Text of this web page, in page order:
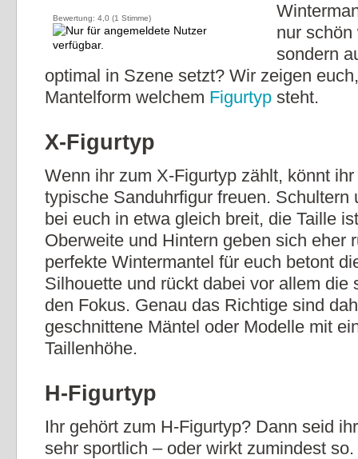
Bewertung: 4,0 (1 Stimme)
nur schön
sondern
optimal in Szene setzt? Wir zeigen
Mantelform welchem Figurtyp steht.
X-Figurtyp
Wenn ihr zum X-Figurtyp zählt, könnt
typische Sanduhrfigur freuen. Schultern
bei euch in etwa gleich breit, die Taille
Oberweite und Hintern geben sich eher
perfekte Wintermantel für euch betont
Silhouette und rückt dabei vor allem die
den Fokus. Genau das Richtige sind
geschnittene Mäntel oder Modelle mit
Taillenhöhe.
H-Figurtyp
Ihr gehört zum H-Figurtyp? Dann seid
sehr sportlich – oder wirkt zumindest